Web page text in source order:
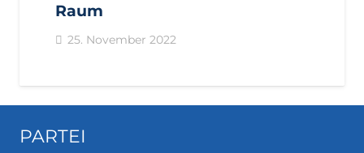
Raum
25. November 2022
PARTEI